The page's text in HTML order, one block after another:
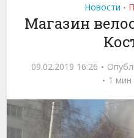
Новости •
Магазин
09.02.2019 16:26
1 мин